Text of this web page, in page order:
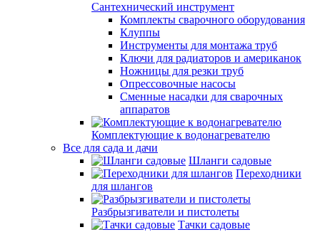
Сантехнический инструмент
Комплекты сварочного оборудования
Клуппы
Инструменты для монтажа труб
Ключи для радиаторов и американок
Ножницы для резки труб
Опрессовочные насосы
Сменные насадки для сварочных
аппаратов
Комплектующие к водонагревателю
Все для сада и дачи
Шланги садовые
Переходники
для шлангов
Разбрызгиватели и пистолеты
Тачки садовые